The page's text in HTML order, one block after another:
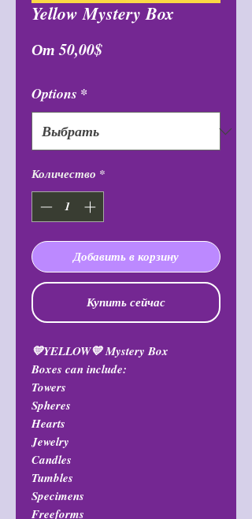
Yellow Mystery Box
От50,00$Спеццена
Options *
Количество *
Добавить в корзину
Купить сейчас
💛YELLOW💛 Mystery Box
Boxes can include:
Towers
Spheres
Hearts
Jewelry
Candles
Tumbles
Specimens
Freeforms